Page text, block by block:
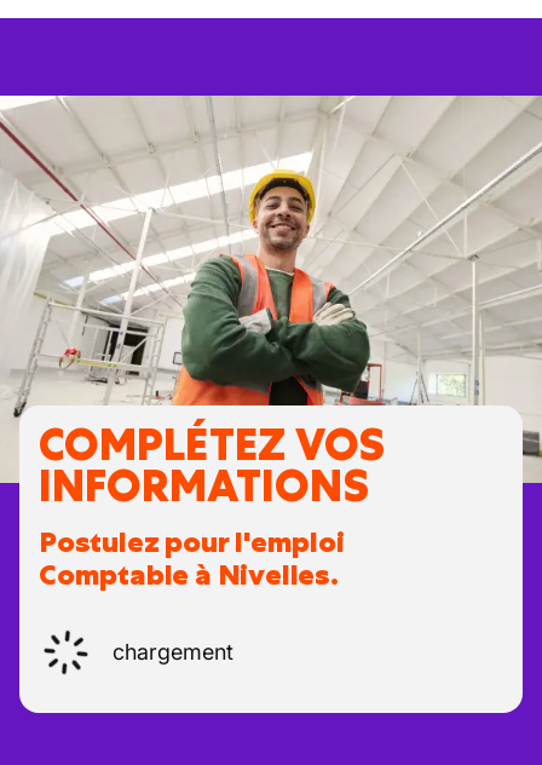
COMPLÉTEZ VOS
INFORMATIONS
Postulez pour l'emploi
Comptable à Nivelles.
chargement